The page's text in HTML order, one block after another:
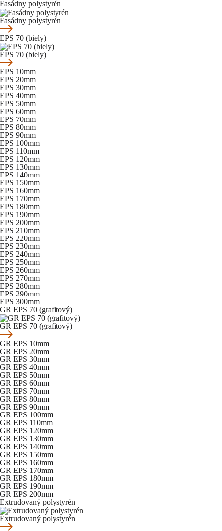
Fasádny polystyrén
Fasádny polystyrén
EPS 70 (biely)
EPS 70 (biely)
EPS 10mm
EPS 20mm
EPS 30mm
EPS 40mm
EPS 50mm
EPS 60mm
EPS 70mm
EPS 80mm
EPS 90mm
EPS 100mm
EPS 110mm
EPS 120mm
EPS 130mm
EPS 140mm
EPS 150mm
EPS 160mm
EPS 170mm
EPS 180mm
EPS 190mm
EPS 200mm
EPS 210mm
EPS 220mm
EPS 230mm
EPS 240mm
EPS 250mm
EPS 260mm
EPS 270mm
EPS 280mm
EPS 290mm
EPS 300mm
GR EPS 70 (grafitový)
GR EPS 70 (grafitový)
GR EPS 10mm
GR EPS 20mm
GR EPS 30mm
GR EPS 40mm
GR EPS 50mm
GR EPS 60mm
GR EPS 70mm
GR EPS 80mm
GR EPS 90mm
GR EPS 100mm
GR EPS 110mm
GR EPS 120mm
GR EPS 130mm
GR EPS 140mm
GR EPS 150mm
GR EPS 160mm
GR EPS 170mm
GR EPS 180mm
GR EPS 190mm
GR EPS 200mm
Extrudovaný polystyrén
Extrudovaný polystyrén